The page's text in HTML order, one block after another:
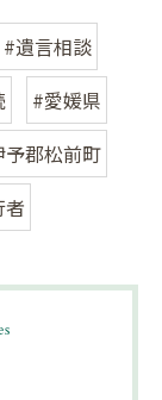
#遺言相談
#愛媛県
予郡松前町